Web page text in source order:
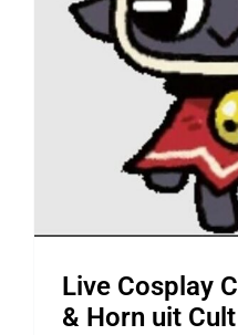
Webshop
Live Cosplay
& Horn uit